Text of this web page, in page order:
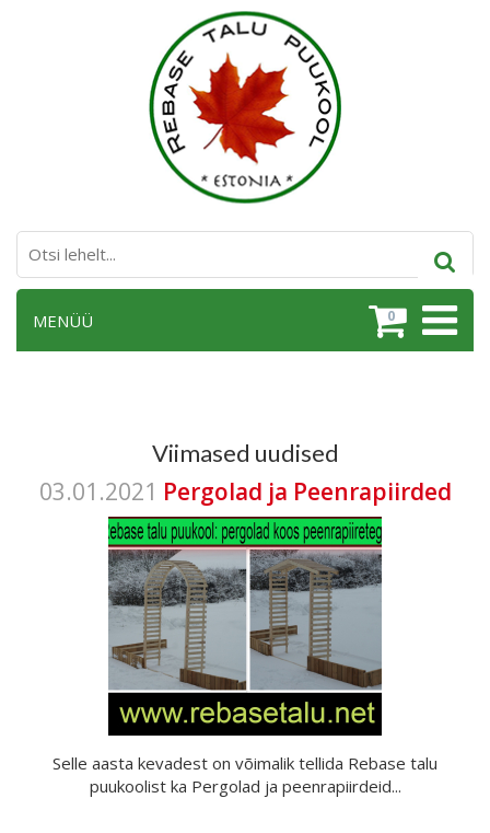
0
MENÜÜ
Viimased uudised
03.01.2021 Pergolad ja Peenrapiirded
Selle aasta kevadest on võimalik tellida Rebase talu
puukoolist ka Pergolad ja peenrapiirdeid...